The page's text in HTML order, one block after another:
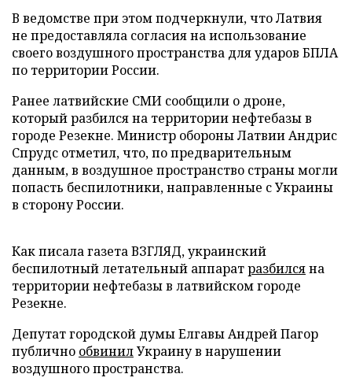
В ведомстве при этом подчеркнули, что Латвия
не предоставляла согласия на использование
своего воздушного пространства для ударов БПЛА
по территории России.
Ранее латвийские СМИ сообщили о дроне,
который разбился на территории нефтебазы в
городе Резекне. Министр обороны Латвии Андрис
Спрудс отметил, что, по предварительным
данным, в воздушное пространство страны могли
попасть беспилотники, направленные с Украины
в сторону России.
Как писала газета ВЗГЛЯД, украинский
беспилотный летательный аппаратразбилсяна
территории нефтебазы в латвийском городе
Резекне.
Депутат городской думы Елгавы Андрей Пагор
публично обвинилУкраину в нарушении
воздушного пространства.